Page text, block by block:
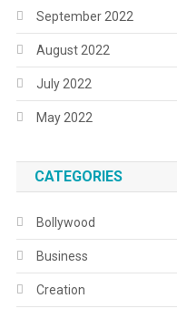
September 2022
August 2022
July 2022
May 2022
CATEGORIES
Bollywood
Business
Creation